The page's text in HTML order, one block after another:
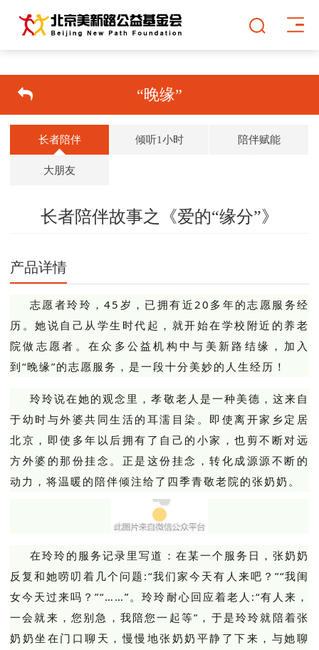
“晚缘”
长者陪伴 倾听1小时 陪伴赋能
大朋友
长者陪伴故事之《爱的“缘分”》
双击可放大
产品详情
志愿者玲玲，45岁，已拥有近20多年的志愿服务经
历。她说自己从学生时代起，就开始在学校附近的养老
院做志愿者。在众多公益机构中与美新路结缘，加入
到“晚缘”的志愿服务，是一段十分美妙的人生经历！
玲玲说在她的观念里，孝敬老人是一种美德，这来自
于幼时与外婆共同生活的耳濡目染。即使离开家乡定居
北京，即使多年以后拥有了自己的小家，也剪不断对远
方外婆的那份挂念。正是这份挂念，转化成源源不断的
动力，将温暖的陪伴倾注给了四季青敬老院的张奶奶。
在玲玲的服务记录里写道： 在某一个服务日，张奶奶
反复和她唠叨着几个问题:“我们家今天有人来吧？ ”“我闺
女今天过来吗？”“……”。玲玲耐心回应着老人:“有人来，
一会就来，您别急，我陪您一起等”，于是玲玲就陪着张
奶奶坐在门口聊天，慢慢地张奶奶平静了下来，与她聊